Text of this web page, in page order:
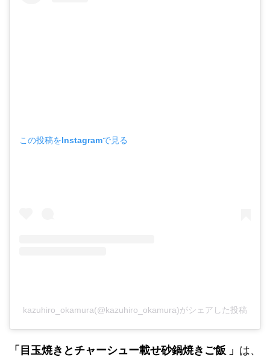
この投稿をInstagramで見る
kazuhiro_okamura(@kazuhiro_okamura)がシェアした投稿
「目玉焼きとチャーシュー載せ砂鍋焼きご飯 」 は、